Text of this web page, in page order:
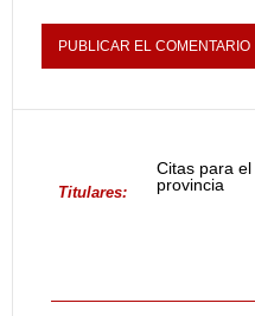
Titulares:
Citas para
provincia